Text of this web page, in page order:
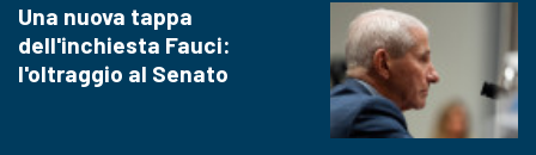
Una nuova tappa
dell'inchiesta Fauci:
l'oltraggio al Senato